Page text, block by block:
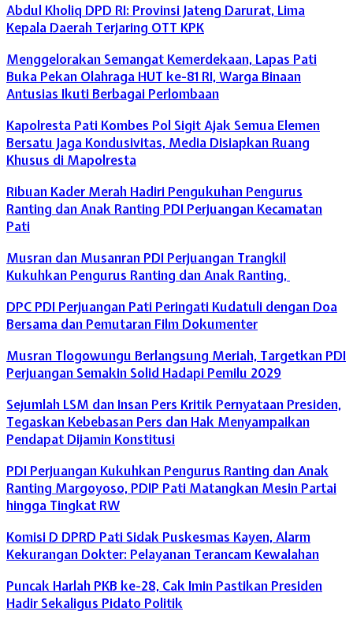
Abdul Kholiq DPD RI: Provinsi Jateng Darurat, Lima
Kepala Daerah Terjaring OTT KPK
Menggelorakan Semangat Kemerdekaan, Lapas Pati
Buka Pekan Olahraga HUT ke-81 RI, Warga Binaan
Antusias Ikuti Berbagai Perlombaan
Kapolresta Pati Kombes Pol Sigit Ajak Semua Elemen
Bersatu Jaga Kondusivitas, Media Disiapkan Ruang
Khusus di Mapolresta
Ribuan Kader Merah Hadiri Pengukuhan Pengurus
Ranting dan Anak Ranting PDI Perjuangan Kecamatan
Pati
Musran dan Musanran PDI Perjuangan Trangkil
Kukuhkan Pengurus Ranting dan Anak Ranting,
DPC PDI Perjuangan Pati Peringati Kudatuli dengan Doa
Bersama dan Pemutaran Film Dokumenter
Musran Tlogowungu Berlangsung Meriah, Targetkan PDI
Perjuangan Semakin Solid Hadapi Pemilu 2029
Sejumlah LSM dan Insan Pers Kritik Pernyataan Presiden,
Tegaskan Kebebasan Pers dan Hak Menyampaikan
Pendapat Dijamin Konstitusi
PDI Perjuangan Kukuhkan Pengurus Ranting dan Anak
Ranting Margoyoso, PDIP Pati Matangkan Mesin Partai
hingga Tingkat RW
Komisi D DPRD Pati Sidak Puskesmas Kayen, Alarm
Kekurangan Dokter: Pelayanan Terancam Kewalahan
Puncak Harlah PKB ke-28, Cak Imin Pastikan Presiden
Hadir Sekaligus Pidato Politik